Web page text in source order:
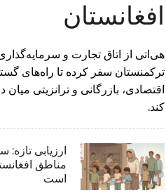
افغانستان
هی‌اتی از اتاق تجارت و
ترکمنستان سفر کرده تا راه‌های
اقتصادی، بازرگانی و ترانزیتی
کند.
مناطق
است